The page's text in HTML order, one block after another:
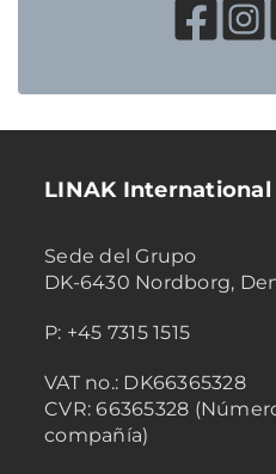
LINAK International
Sede del Grupo
DK-6430 Nordborg,
P: +45 7315 1515
VAT no.: DK66365328
CVR: 66365328
compañía)